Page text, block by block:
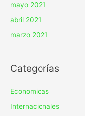
mayo 2021
abril 2021
marzo 2021
Categorías
Economicas
Internacionales